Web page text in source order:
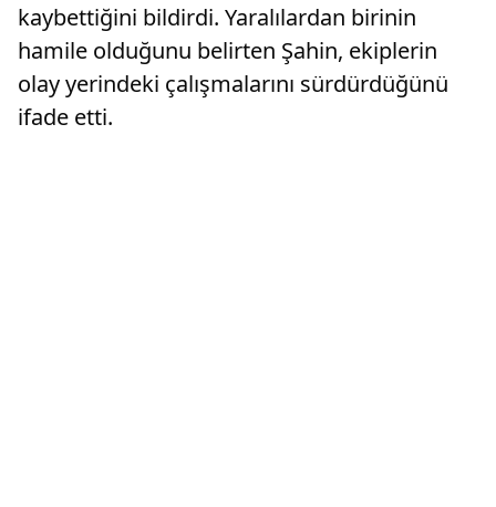
kaybettiğini bildirdi. Yaralılardan birinin
hamile olduğunu belirten Şahin, ekiplerin
olay yerindeki çalışmalarını sürdürdüğünü
ifade etti.